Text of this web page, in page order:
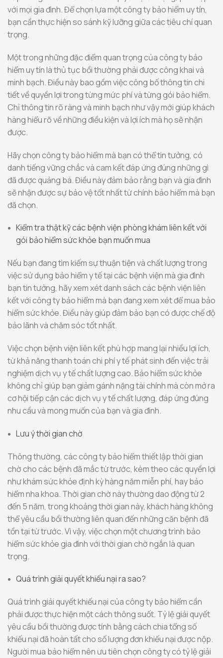
với mọi gia đình. Để chọn lựa một công ty bảo hiểm uy tín,
bạn cần thực hiện so sánh kỹ lưỡng giữa các tiêu chí quan
trọng.
Một trong những đặc điểm quan trọng của công ty bảo
hiểm uy tín là thủ tục bồi thường phải được công khai và
minh bạch. Điều này bao gồm việc công bố thông tin chi
tiết về quyền lợi trong từng mức phí và từng gói bảo hiểm.
Chỉ thông tin rõ ràng và minh bạch như vậy mới giúp khách
hàng hiểu rõ về những điều kiện và lợi ích mà họ sẽ nhận
được.
Hãy chọn công ty bảo hiểm mà bạn có thể tin tưởng, có
danh tiếng vững chắc và cam kết đáp ứng đúng những gì
đã được quảng bá. Điều này đảm bảo rằng bạn và gia đình
sẽ nhận được sự bảo vệ tốt nhất từ chính bảo hiểm mà bạn
đã chọn.
Kiểm tra thật kỹ các bệnh viện phòng khám liên kết với
gói bảo hiểm sức khỏe bạn muốn mua
Nếu bạn đang tìm kiếm sự thuận tiện và chất lượng trong
việc sử dụng bảo hiểm y tế tại các bệnh viện mà gia đình
bạn tin tưởng, hãy xem xét danh sách các bệnh viện liên
kết với công ty bảo hiểm mà bạn đang xem xét để mua bảo
hiểm sức khỏe. Điều này giúp đảm bảo bạn có được chế độ
bảo lãnh và chăm sóc tốt nhất.
Việc chọn bệnh viện liên kết phù hợp mang lại nhiều lợi ích,
từ khả năng thanh toán chi phí y tế phát sinh đến việc trải
nghiệm dịch vụ y tế chất lượng cao. Bảo hiểm sức khỏe
không chỉ giúp bạn giảm gánh nặng tài chính mà còn mở ra
cơ hội tiếp cận các dịch vụ y tế chất lượng, đáp ứng đúng
nhu cầu và mong muốn của bạn và gia đình.
Lưu ý thời gian chờ
Thông thường, các công ty bảo hiểm thiết lập thời gian
chờ cho các bệnh đã mắc từ trước, kèm theo các quyền lợi
như khám sức khỏe định kỳ hàng năm miễn phí, hay bảo
hiểm nha khoa. Thời gian chờ này thường dao động từ 2
đến 5 năm, trong khoảng thời gian này, khách hàng không
thể yêu cầu bồi thường liên quan đến những căn bệnh đã
tồn tại từ trước. Vì vậy, việc chọn một chương trình bảo
hiểm sức khỏe gia đình với thời gian chờ ngắn là quan
trọng.
Quá trình giải quyết khiếu nại ra sao?
Quá trình giải quyết khiếu nại của công ty bảo hiểm cần
phải được thực hiện một cách thông suốt. Tỷ lệ giải quyết
yêu cầu bồi thường được tính bằng cách chia tổng số
khiếu nại đã hoàn tất cho số lượng đơn khiếu nại được nộp.
Người mua bảo hiểm nên ưu tiên chọn công ty có tỷ lệ giải